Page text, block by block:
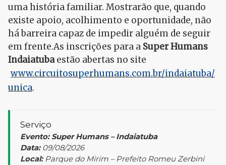
uma história familiar. Mostrarão que, quando
existe apoio, acolhimento e oportunidade, não
há barreira capaz de impedir alguém de seguir
em frente.As inscrições para a Super Humans
Indaiatubaestão abertas no site
www.circuitosuperhumans.com.br/indaiatuba/
unica.
Serviço
Evento: Super Humans – Indaiatuba
Data:09/08/2026
Local:Parque do Mirim – Prefeito Romeu Zerbini